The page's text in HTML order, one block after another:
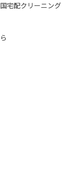
ーニング